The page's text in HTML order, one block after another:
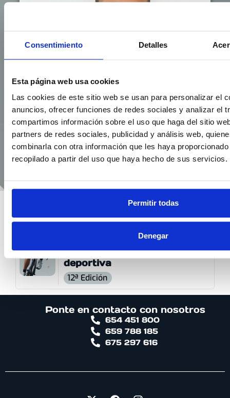
Consentimiento Detalles
Esta página web usa cookies
Las cookies de este sitio web se usan para personalizar el
anuncios, ofrecer funciones de redes sociales y analizar el
compartimos información sobre el uso que haga del sitio
partners de redes sociales, publicidad y análisis web,
combinarla con otra información que les haya
recopilado a partir del uso que haya hecho de sus servicios.
Permitir todas
Denegar
PROFESOR EN
Optimización del
readaptación físico-
deportiva
12ª Edición
Ponte en contacto con nosotros
654 451 800
659 788 185
675 297 616